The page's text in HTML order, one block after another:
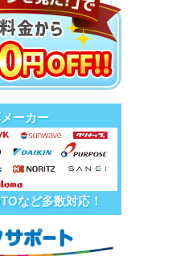
ーカー
など多数対応！